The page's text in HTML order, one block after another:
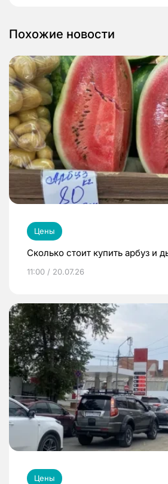
Похожие новости
Цены
Сколько стоит купить арбуз и
11:00 / 20.07.26
Цены